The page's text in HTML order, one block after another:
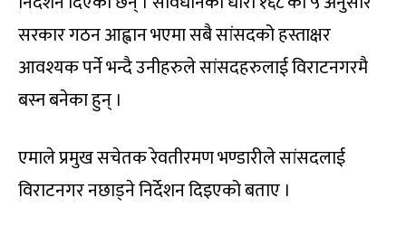
सरकार गठन आह्वान भएमा सबै सांसदको हस्ताक्षर
आवश्यक पर्ने भन्दै उनीहरुले सांसदहरुलाई विराटनगरमै
बस्न बनेका हुन् ।
एमाले प्रमुख सचेतक रेवतीरमण भण्डारीले सांसदलाई
विराटनगर नछाड्ने निर्देशन दिइएको बताए ।